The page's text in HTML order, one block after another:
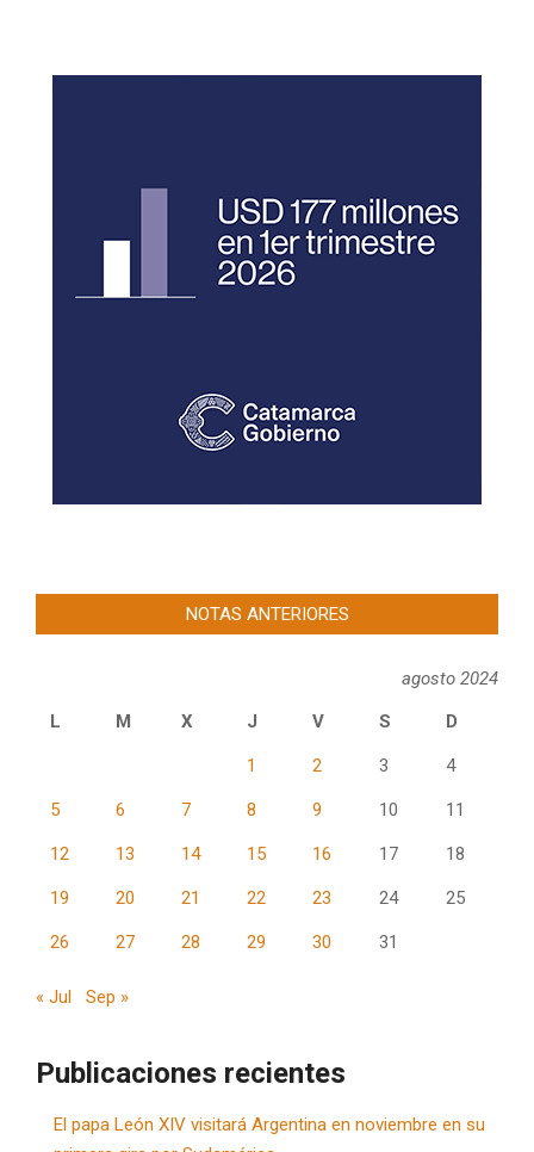
NOTAS ANTERIORES
agosto 2024
L
M X J V S D
1 2 3 4
5 6 7 8 9 10 11
12 13 14 15 16 17 18
19 20 21 22 23 24 25
26 27 28 29 30 31
« Jul Sep »
Publicaciones recientes
El papa León XIV visitará Argentina en noviembre en su